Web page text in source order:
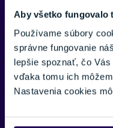
Aby všetko fungovalo
Používame súbory
správne fungovanie
lepšie spoznať, čo
vďaka tomu ich
Nastavenia cookies
pre vás.
VAŠE MENO: